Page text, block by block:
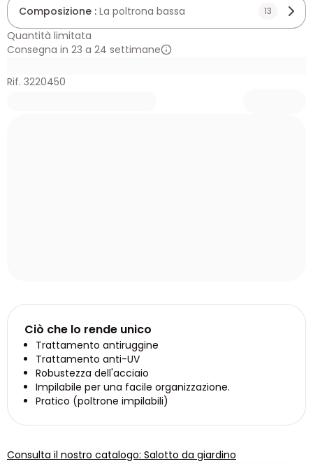
Composizione : La poltrona bassa 13
Quantità limitata
Consegna in 23 a 24 settimane
Rif. 3220450
Ciò che lo rende unico
Trattamento antiruggine
Trattamento anti-UV
Robustezza dell'acciaio
Impilabile per una facile organizzazione.
Pratico (poltrone impilabili)
Consulta il nostro catalogo: Salotto da giardino